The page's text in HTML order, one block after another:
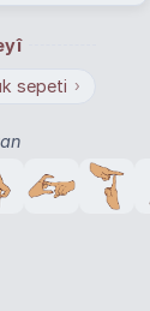
sepeti ›